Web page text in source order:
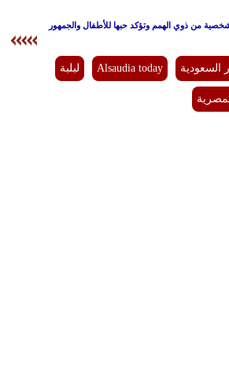
من ذوي الهمم وتؤكد حبها للأطفال والجمهور
السعودية Alsaudia today لبلبة